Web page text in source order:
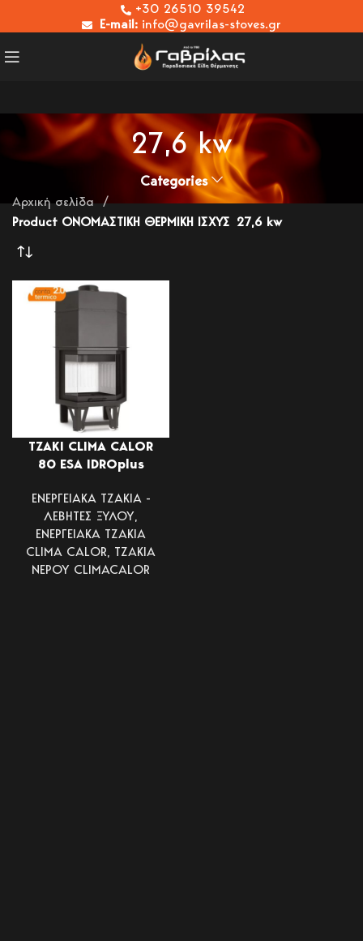
+30 26510 39542
E-mail: info@gavrilas-stoves.gr
27,6 kw
Categories
Αρχική σελίδα
Product ΟΝΟΜΑΣΤΙΚΗ ΘΕΡΜΙΚΗ ΙΣΧΥΣ 27,6 kw
ΤΖΑΚΙ CLIMA CALOR
80 ESA IDROplus
ΕΝΕΡΓΕΙΑΚΑ ΤΖΑΚΙΑ -
ΛΕΒΗΤΕΣ ΞΥΛΟΥ,
ΕΝΕΡΓΕΙΑΚΑ ΤΖΑΚΙΑ
CLIMA CALOR, ΤΖΑΚΙΑ
ΝΕΡΟΥ CLIMACALOR